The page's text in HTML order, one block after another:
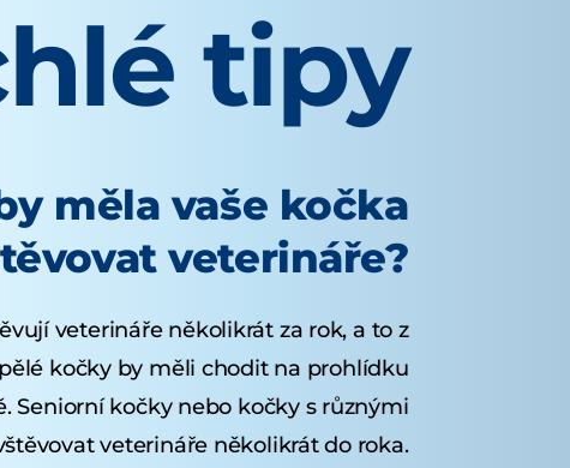
tipy
měla vaše kočka
veterináře?
veterináře několikrát za rok, a to z
kočky by měli chodit na prohlídku
Seniorní kočky nebo kočky s různými
veterináře několikrát do roka.